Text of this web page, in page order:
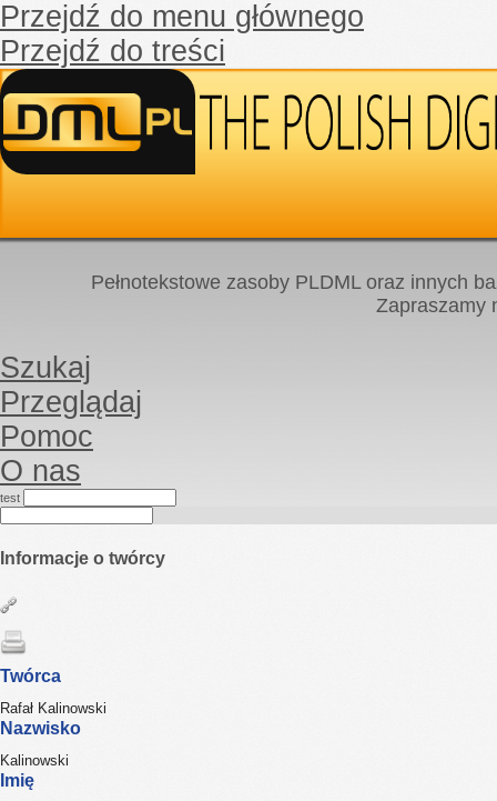
Przejdź do menu głównego
Przejdź do treści
Pełnotekstowe zasoby PLDML oraz innych
Zapraszamy
Szukaj
Przeglądaj
Pomoc
O nas
test
Informacje o twórcy
Twórca
Rafał Kalinowski
Nazwisko
Kalinowski
Imię